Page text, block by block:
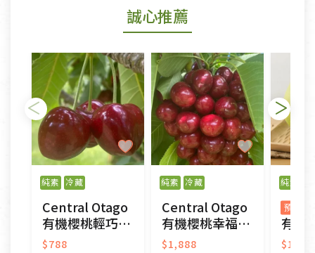
若您購買的商品有下列「不適用七天鑑賞期商品」情
形者，除商品瑕疵以外，恕不接受退換貨.
依消保法之規定提供該商品七天免費鑑賞期(含例假
日)的服務，原則上若商品未經使用或被汙損(除商品
瑕疵)，一般皆可申請退換貨。
不適用七天鑑賞期商品：
以數位或電磁紀錄形式儲存之商品、易於變質或損壞
之商品、以及性質上無法或不適合退換之商品：如
CD、VCD、DVD、電腦軟體，若產品瑕疵無法讀取僅
接受原片換新。
衣飾鞋類-如T恤，如於送達後水洗或污損者。
美容保養用品、內衣褲、襪子、口罩等私人消耗性產
誠心推薦
純素 冷藏
Central Otago
有機櫻桃輕巧禮盒
$788
純素 冷藏
Central Otago
有機櫻桃幸福禮盒
$1,888
純素
預購
有機柚子